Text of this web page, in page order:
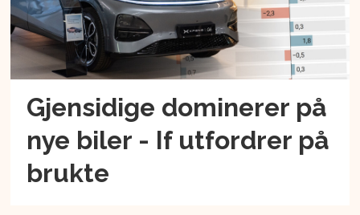
Gjensidige dominerer på
nye biler - If utfordrer på
brukte